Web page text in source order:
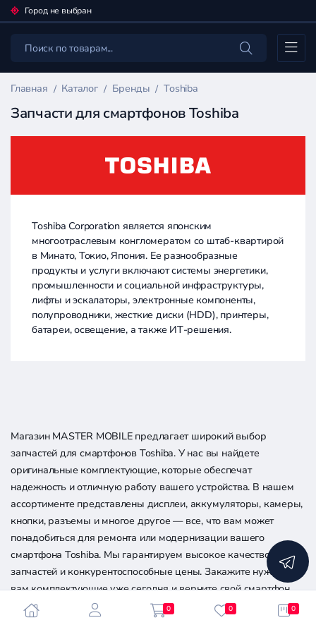
Город не выбран
Каталог
Главная Каталог Бренды Toshiba
Запчасти для смартфонов Toshiba
Toshiba Corporation является японским
многоотраслевым конгломератом со штаб-квартирой
в Минато, Токио, Япония. Ее разнообразные
продукты и услуги включают системы энергетики,
промышленности и социальной инфраструктуры,
лифты и эскалаторы, электронные компоненты,
полупроводники, жесткие диски (HDD), принтеры,
батареи, освещение, а также ИТ-решения.
Магазин MASTER MOBILE предлагает широкий выбор
запчастей для смартфонов Toshiba. У нас вы найдете
оригинальные комплектующие, которые обеспечат
надежность и отличную работу вашего устройства. В нашем
ассортименте представлены дисплеи, аккумуляторы, камеры,
кнопки, разъемы и многое другое — все, что вам может
понадобиться для ремонта или модернизации вашего
смартфона Toshiba. Мы гарантируем высокое качество наших
запчастей и конкурентоспособные цены. Закажите нужные
вам комплектующие уже сегодня и верните свой смартфон
Toshiba к идеальному состоянию.0 0 0